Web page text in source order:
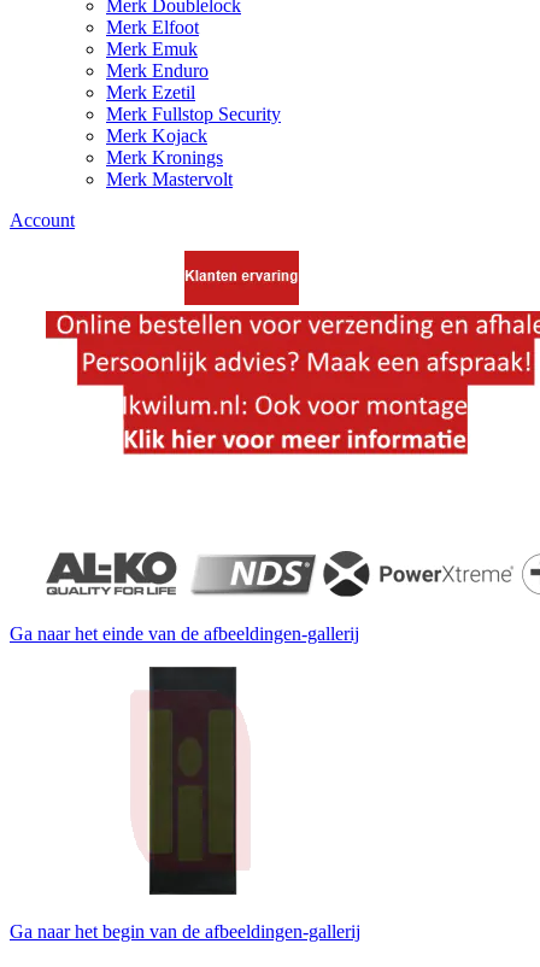
Merk Doublelock
Merk Elfoot
Merk Emuk
Merk Enduro
Merk Ezetil
Merk Fullstop Security
Merk Kojack
Merk Kronings
Merk Mastervolt
Account
Ga naar het einde van de afbeeldingen-gallerij
Ga naar het begin van de afbeeldingen-gallerij